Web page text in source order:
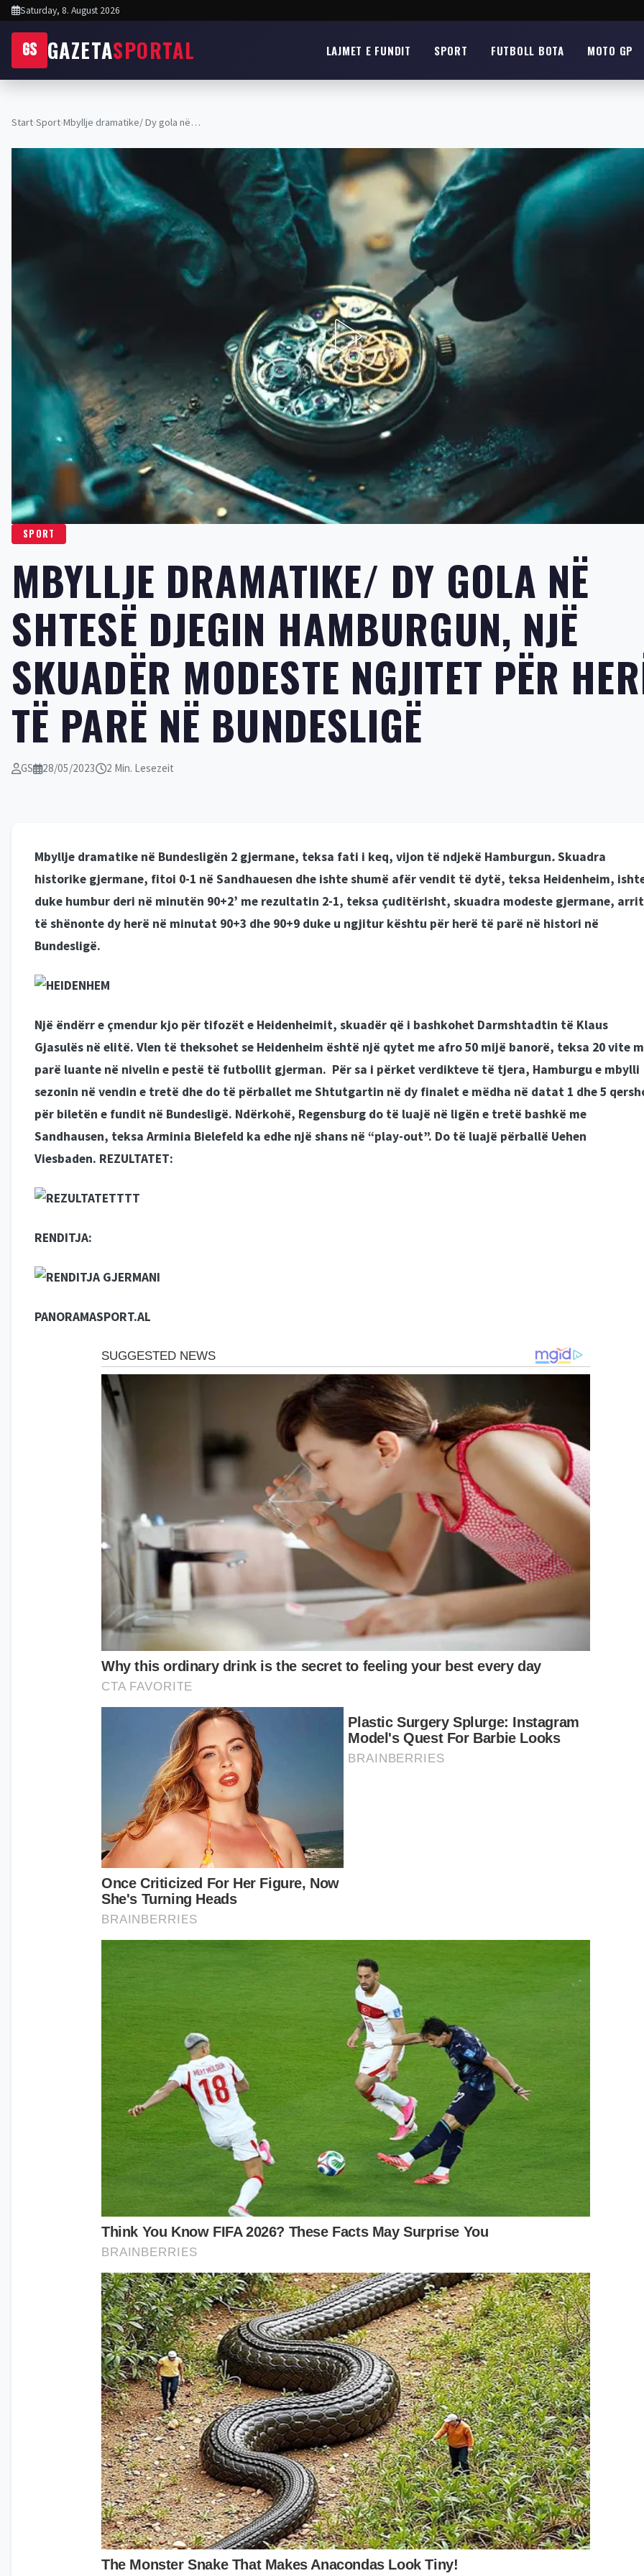
Saturday, 8. August 2026
GS GAZETASPORTAL LAJMET E FUNDIT SPORT FUTBOLL BOTA MOTO GP
Start›Sport›Mbyllje dramatike/ Dy gola në…
SPORT
MBYLLJE DRAMATIKE/ DY GOLA NË
SHTESË DJEGIN HAMBURGUN, NJË
SKUADËR MODESTE NGJITET PËR
TË PARË NË BUNDESLIGË
GS 28/05/2023 2 Min. Lesezeit
Mbyllje dramatike në Bundesligën 2 gjermane, teksa fati i keq, vijon të ndjekë Hamburgun.Skuadra
historike gjermane, fitoi 0-1 në Sandhauesen dhe ishte shumë afër vendit të dytë, teksa Heidenheim,
duke humbur deri në minutën 90+2’ me rezultatin 2-1, teksa çuditërisht, skuadra modeste gjermane,
të shënonte dy herë në minutat 90+3 dhe 90+9 duke u ngjitur kështu për herë të parë në histori në
Bundesligë.
Një ëndërr e çmendur kjo për tifozët e Heidenheimit, skuadër që i bashkohet Darmshtadtin të Klaus
Gjasulës në elitë. Vlen të theksohet se Heidenheim është një qytet me afro 50 mijë banorë, teksa 20 vite
parë luante në nivelin e pestë të futbollit gjerman. Për sa i përket verdikteve të tjera, Hamburgu e mbylli
sezonin në vendin e tretë dhe do të përballet me Shtutgartin në dy finalet e mëdha në datat 1 dhe 5
për biletën e fundit në Bundesligë. Ndërkohë, Regensburg do të luajë në ligën e tretë bashkë me
Sandhausen, teksa Arminia Bielefeld ka edhe një shans në “play-out”. Do të luajë përballë Uehen
Viesbaden. REZULTATET:
RENDITJA:
PANORAMASPORT.AL